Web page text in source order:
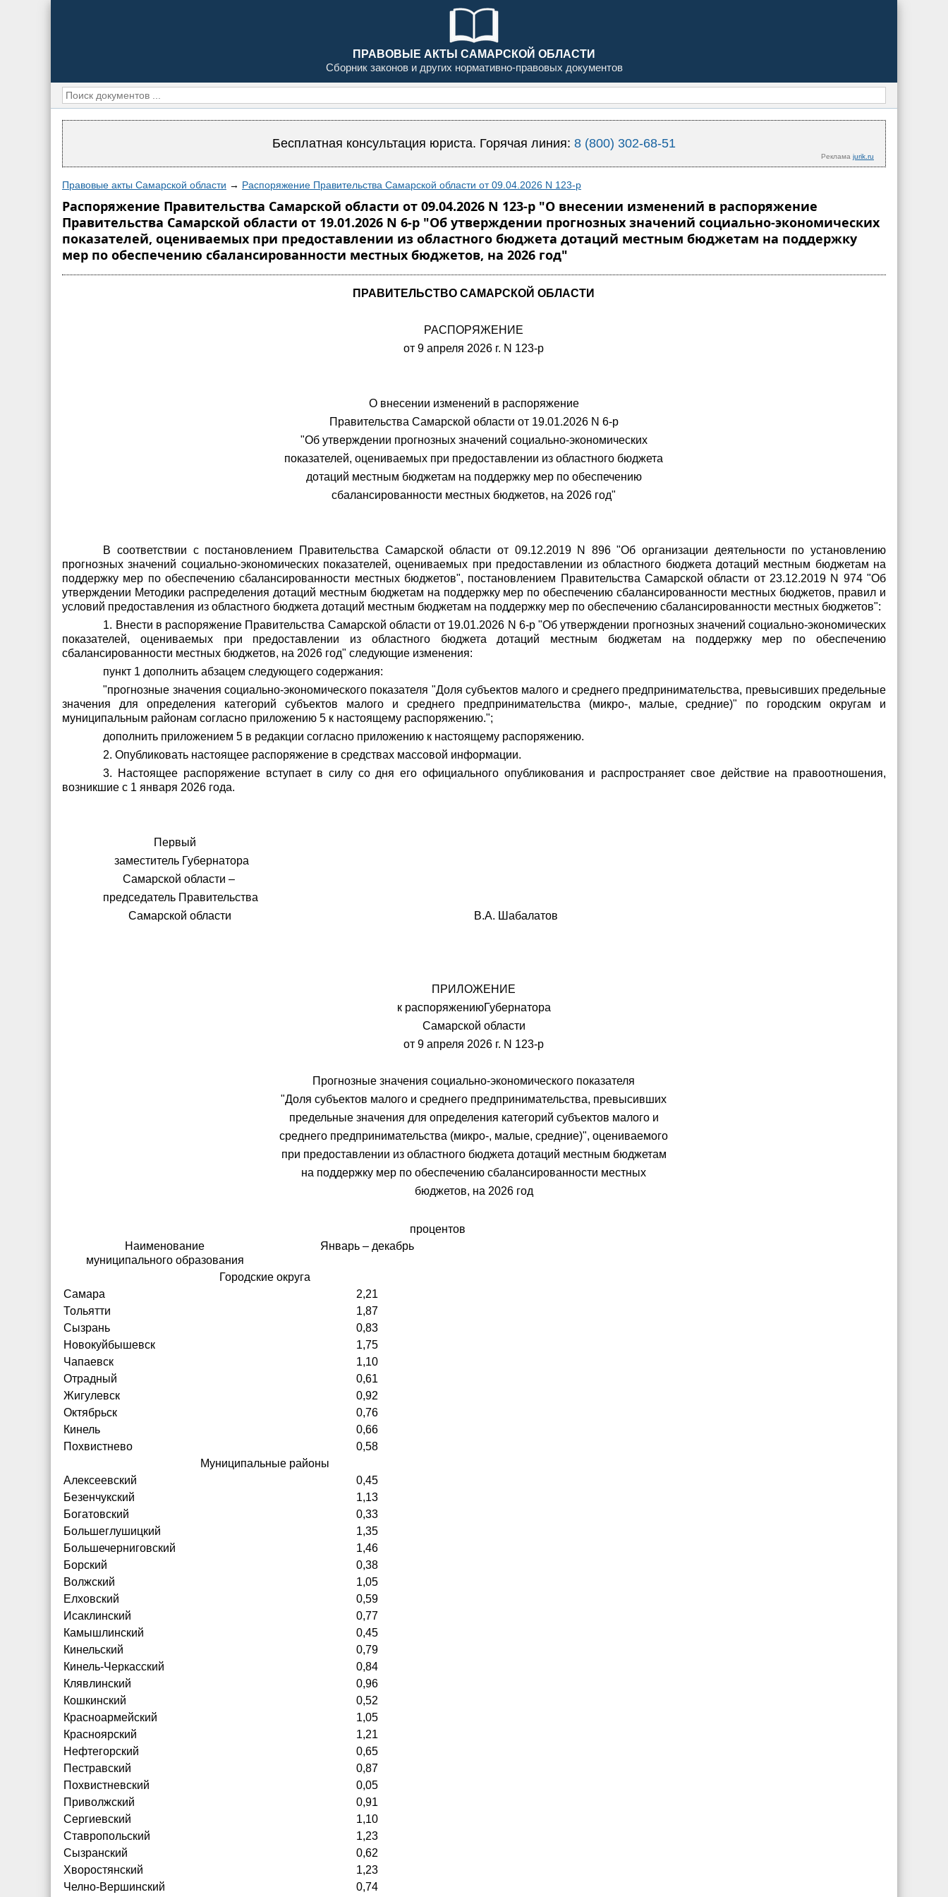
ПРАВОВЫЕ АКТЫ САМАРСКОЙ ОБЛАСТИ
Сборник законов и других нормативно-правовых документов
Бесплатная консультация юриста. Горячая линия: 8 (800) 302-68-51
Реклама jurik.ru
Правовые акты Самарской области → Распоряжение Правительства Самарской области от 09.04.2026 N 123-р
Распоряжение Правительства Самарской области от 09.04.2026 N 123-р "О внесении изменений в распоряжение
Правительства Самарской области от 19.01.2026 N 6-р "Об утверждении прогнозных значений социально-экономических
показателей, оцениваемых при предоставлении из областного бюджета дотаций местным бюджетам на поддержку
мер по обеспечению сбалансированности местных бюджетов, на 2026 год"
ПРАВИТЕЛЬСТВО САМАРСКОЙ ОБЛАСТИ
РАСПОРЯЖЕНИЕ
от 9 апреля 2026 г. N 123-р
О внесении изменений в распоряжение
Правительства Самарской области от 19.01.2026 N 6-р
"Об утверждении прогнозных значений социально-экономических
показателей, оцениваемых при предоставлении из областного бюджета
дотаций местным бюджетам на поддержку мер по обеспечению
сбалансированности местных бюджетов, на 2026 год"
В соответствии с постановлением Правительства Самарской области от 09.12.2019 N 896 "Об организации деятельности по установлению
прогнозных значений социально-экономических показателей, оцениваемых при предоставлении из областного бюджета дотаций местным бюджетам на
поддержку мер по обеспечению сбалансированности местных бюджетов", постановлением Правительства Самарской области от 23.12.2019 N 974 "Об
утверждении Методики распределения дотаций местным бюджетам на поддержку мер по обеспечению сбалансированности местных бюджетов, правил и
условий предоставления из областного бюджета дотаций местным бюджетам на поддержку мер по обеспечению сбалансированности местных бюджетов":
1. Внести в распоряжение Правительства Самарской области от 19.01.2026 N 6-р "Об утверждении прогнозных значений социально-экономических
показателей, оцениваемых при предоставлении из областного бюджета дотаций местным бюджетам на поддержку мер по обеспечению
сбалансированности местных бюджетов, на 2026 год" следующие изменения:
пункт 1 дополнить абзацем следующего содержания:
"прогнозные значения социально-экономического показателя "Доля субъектов малого и среднего предпринимательства, превысивших предельные
значения для определения категорий субъектов малого и среднего предпринимательства (микро-, малые, средние)" по городским округам и
муниципальным районам согласно приложению 5 к настоящему распоряжению.";
дополнить приложением 5 в редакции согласно приложению к настоящему распоряжению.
2. Опубликовать настоящее распоряжение в средствах массовой информации.
3. Настоящее распоряжение вступает в силу со дня его официального опубликования и распространяет свое действие на правоотношения,
возникшие с 1 января 2026 года.
Первый
заместитель Губернатора
Самарской области –
председатель Правительства
Самарской области В.А. Шабалатов
ПРИЛОЖЕНИЕ
к распоряжениюГубернатора
Самарской области
от 9 апреля 2026 г. N 123-р
Прогнозные значения социально-экономического показателя
"Доля субъектов малого и среднего предпринимательства, превысивших
предельные значения для определения категорий субъектов малого и
среднего предпринимательства (микро-, малые, средние)", оцениваемого
при предоставлении из областного бюджета дотаций местным бюджетам
на поддержку мер по обеспечению сбалансированности местных
бюджетов, на 2026 год
процентов
Наименование
муниципального образования
Январь – декабрь
Городские округа
Самара
2,21
Тольятти
1,87
Сызрань
0,83
Новокуйбышевск
1,75
Чапаевск
1,10
Отрадный
0,61
Жигулевск
0,92
Октябрьск
0,76
Кинель
0,66
Похвистнево
0,58
Муниципальные районы
Алексеевский
0,45
Безенчукский
1,13
Богатовский
0,33
Большеглушицкий
1,35
Большечерниговский
1,46
Борский
0,38
Волжский
1,05
Елховский
0,59
Исаклинский
0,77
Камышлинский
0,45
Кинельский
0,79
Кинель-Черкасский
0,84
Клявлинский
0,96
Кошкинский
0,52
Красноармейский
1,05
Красноярский
1,21
Нефтегорский
0,65
Пестравский
0,87
Похвистневский
0,05
Приволжский
0,91
Сергиевский
1,10
Ставропольский
1,23
Сызранский
0,62
Хворостянский
1,23
Челно-Вершинский
0,74